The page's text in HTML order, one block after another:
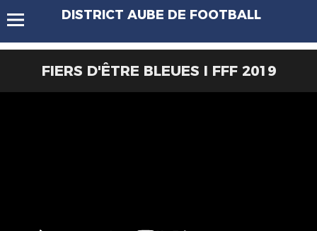
DISTRICT AUBE DE FOOTBALL
FIERS D'ÊTRE BLEUES I FFF 2019